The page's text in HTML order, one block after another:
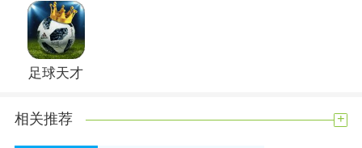
足球天才
相关推荐 +